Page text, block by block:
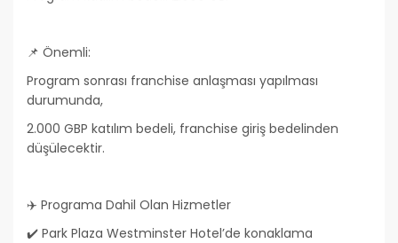
📌 Önemli:
Program sonrası franchise anlaşması yapılması
durumunda,
2.000 GBP katılım bedeli, franchise giriş bedelinden
düşülecektir.
✈️ Programa Dahil Olan Hizmetler
✔️ Park Plaza Westminster Hotel’de konaklama